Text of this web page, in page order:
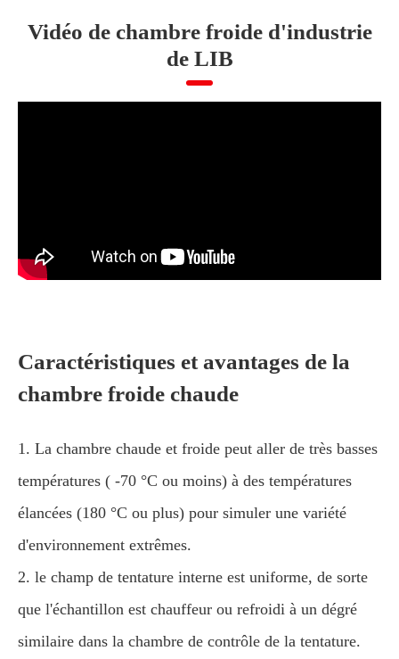
Vidéo de chambre froide d'industrie
de LIB
Caractéristiques et avantages de la
chambre froide chaude
1. La chambre chaude et froide peut aller de très basses
températures ( -70 °C ou moins) à des températures
élancées (180 °C ou plus) pour simuler une variété
d'environnement extrêmes.
2. le champ de tentature interne est uniforme, de sorte
que l'échantillon est chauffeur ou refroidi à un dégré
similaire dans la chambre de contrôle de la tentature.